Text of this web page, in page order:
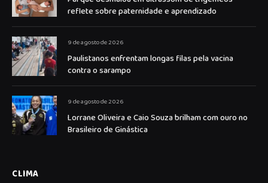
reflete sobre paternidade e aprendizado
9 de agosto de 2026
Paulistanos enfrentam longas filas pela vacina
contra o sarampo
9 de agosto de 2026
Lorrane Oliveira e Caio Souza brilham com ouro no
Brasileiro de Ginástica
CLIMA